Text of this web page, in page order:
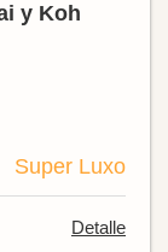
y Koh
Super Luxo
Detalle